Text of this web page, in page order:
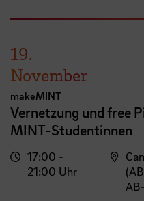
19.
November
makeMINT
Vernetzung und free
MINT-Studentinnen
17:00 -
21:00 Uhr